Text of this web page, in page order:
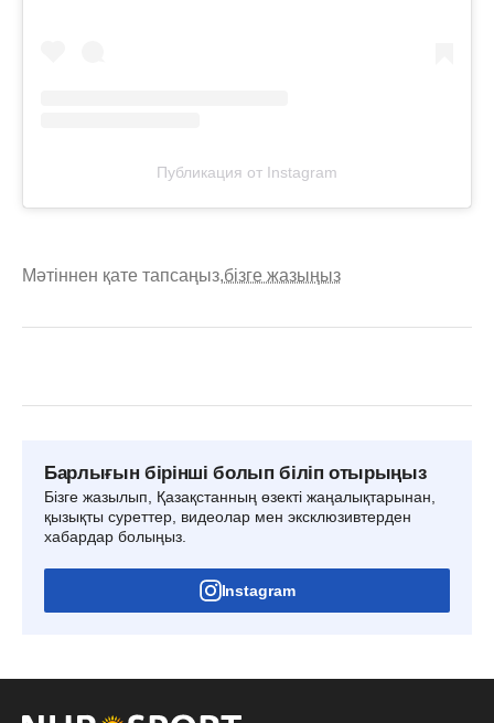
Публикация от Instagram
Мәтіннен қате тапсаңыз,бізге жазыңыз
Барлығын бірінші болып біліп отырыңыз
Бізге жазылып, Қазақстанның өзекті жаңалықтарынан,
қызықты суреттер, видеолар мен эксклюзивтерден
хабардар болыңыз.
Instagram